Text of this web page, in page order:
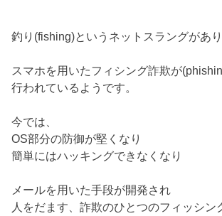
釣り(fishing)というネットスラングがあ
スマホを用いたフィシング詐欺が
行われているようです。
今では、
OS部分の防御が堅くなり
簡単にはハッキングできなくなり
メールを用いた手段が開発され
人をだます、詐欺のひとつのフィッシン